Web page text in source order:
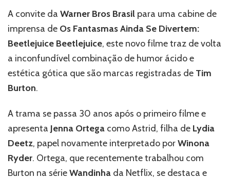
de
Humor,
sustos
nostalgia
em
A convite da Warner Bros Brasil para uma cabine de
imprensa de Os Fantasmas Ainda Se Divertem:
Beetlejuice Beetlejuice, este novo filme traz de volta
a inconfundível combinação de humor ácido e
estética gótica que são marcas registradas de Tim
Burton.
A trama se passa 30 anos após o primeiro filme e
apresenta Jenna Ortega como Astrid, filha de Lydia
Deetz, papel novamente interpretado porWinona
Ryder. Ortega, que recentemente trabalhou com
Burton na sérieWandinha da Netflix, se destaca e